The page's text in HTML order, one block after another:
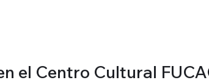
el Centro Cultural